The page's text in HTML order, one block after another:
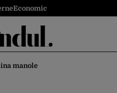
Economic
manole